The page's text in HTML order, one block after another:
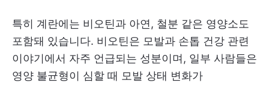
특히 계란에는 비오틴과 아연, 철분 같은 영양소도
포함돼 있습니다. 비오틴은 모발과 손톱 건강 관련
이야기에서 자주 언급되는 성분이며, 일부 사람들은
영양 불균형이 심할 때 모발 상태 변화가